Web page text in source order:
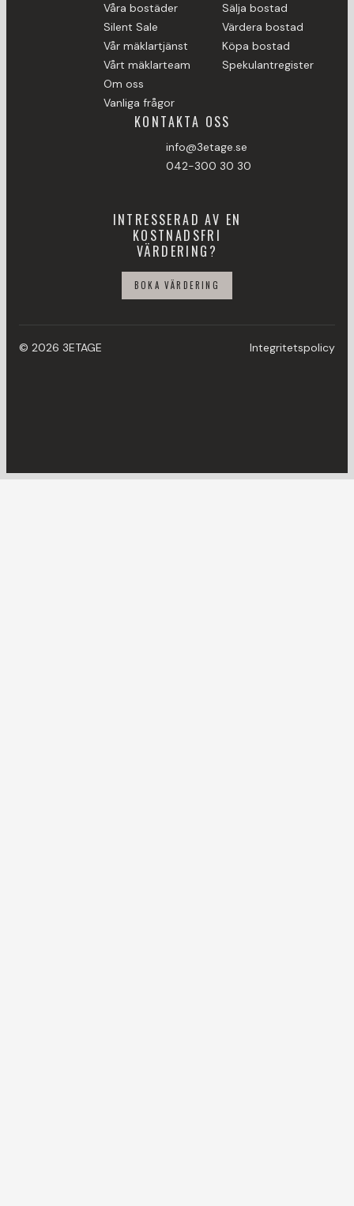
Våra bostäder
Silent Sale
Vår mäklartjänst
Vårt mäklarteam
Om oss
Vanliga frågor
Sälja bostad
Värdera bostad
Köpa bostad
Spekulantregister
KONTAKTA OSS
info@3etage.se
042-300 30 30
INTRESSERAD AV EN
KOSTNADSFRI
VÄRDERING?
BOKA VÄRDERING
© 2026 3ETAGE Integritetspolicy